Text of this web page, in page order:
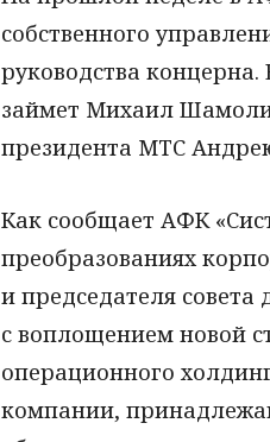
собственного
руководства
займет Михаил
президента МТС
Как сообщает АФК
преобразованиях
и председателя совета
с воплощением новой
операционного
компании,